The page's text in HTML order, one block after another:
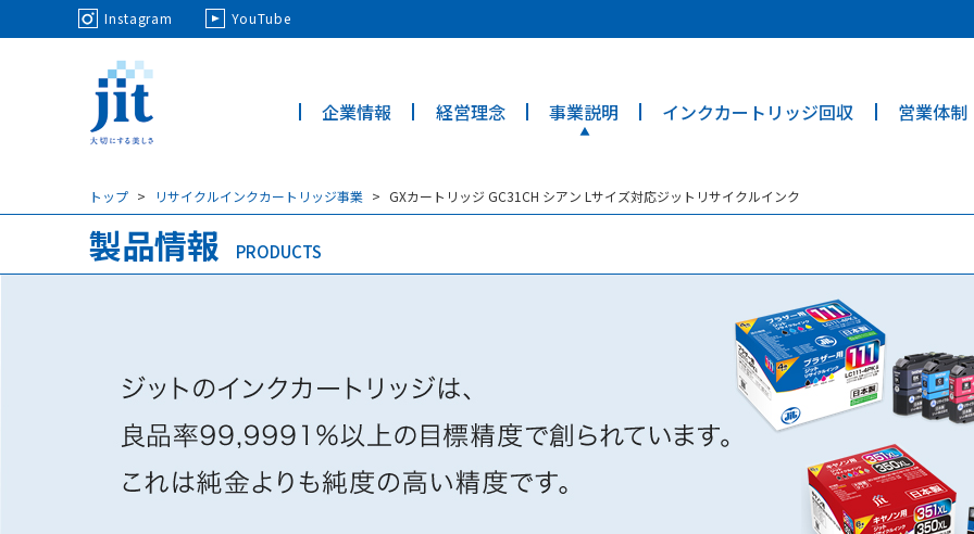
式会社
企業情報 経営理念 事業説明 インクカートリッジ回収 営業体制
Instagram YouTube
トップ リサイクルインクカートリッジ事業 GXカートリッジ GC31CH シアン Lサイズ対応ジットリサイクルインク
製品情報 PRODUCTS
May we use cookies to track your activities? We take your privacy very seriously. Please see our privacy